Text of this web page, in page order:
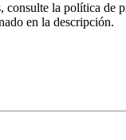
consulte la política de
en la descripción.